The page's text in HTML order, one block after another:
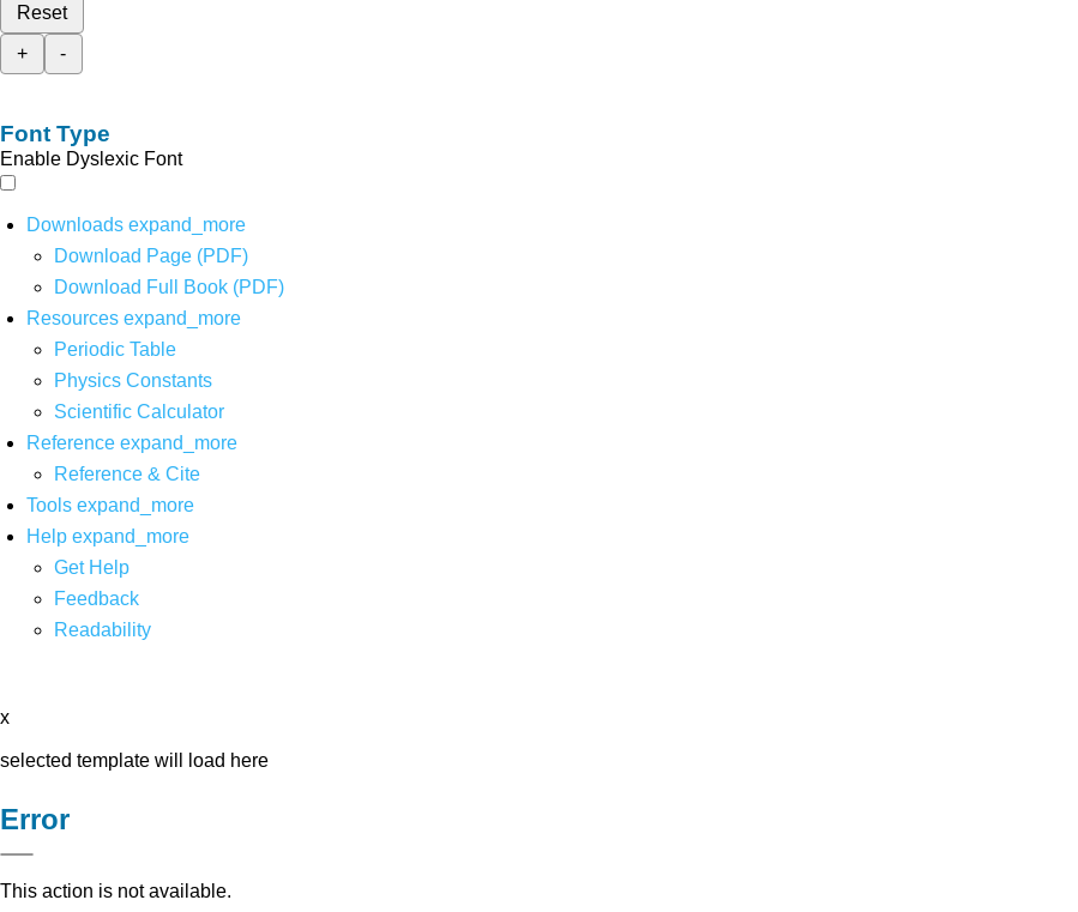
Reset
+
-
Font Type
Enable Dyslexic Font
Downloads expand_more
Download Page (PDF)
Download Full Book (PDF)
Resources expand_more
Periodic Table
Physics Constants
Scientific Calculator
Reference expand_more
Reference & Cite
Tools expand_more
Help expand_more
Get Help
Feedback
Readability
x
selected template will load here
Error
This action is not available.